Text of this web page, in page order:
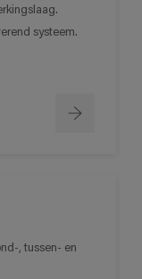
systeem.
, tussen- en